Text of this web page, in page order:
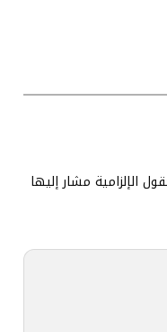
الإلزامية مشار إليها